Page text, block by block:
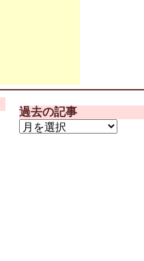
過去の記事